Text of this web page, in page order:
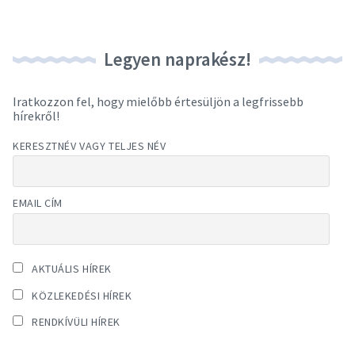
Legyen naprakész!
Iratkozzon fel, hogy mielőbb értesüljön a legfrissebb
hírekről!
KERESZTNÉV VAGY TELJES NÉV
EMAIL CÍM
AKTUÁLIS HÍREK
KÖZLEKEDÉSI HÍREK
RENDKÍVÜLI HÍREK